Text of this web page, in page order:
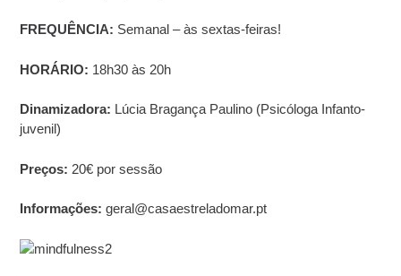
FREQUÊNCIA: Semanal – às sextas-feiras!
HORÁRIO: 18h30 às 20h
Dinamizadora: Lúcia Bragança Paulino (Psicóloga Infanto-
juvenil)
Preços: 20€ por sessão
Informações:geral@casaestreladomar.pt